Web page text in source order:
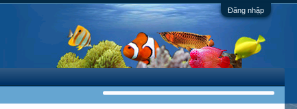
Đăng nhập